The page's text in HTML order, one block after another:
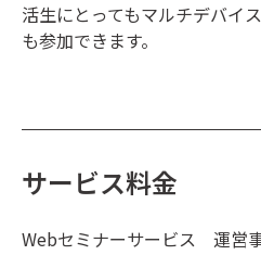
活生にとってもマルチデバイ
も参加できます。
サービス料金
Webセミナーサービス 運営